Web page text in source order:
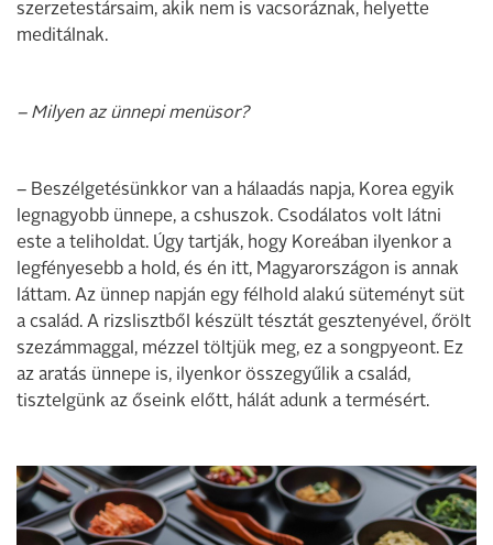
szerzetestársaim, akik nem is vacsoráznak, helyette
meditálnak.
– Milyen az ünnepi menüsor?
– Beszélgetésünkkor van a hálaadás napja, Korea egyik
legnagyobb ünnepe, a cshuszok. Csodálatos volt látni
este a teliholdat. Úgy tartják, hogy Koreában ilyenkor a
legfényesebb a hold, és én itt, Magyarországon is annak
láttam. Az ünnep napján egy félhold alakú süteményt süt
a család. A rizslisztből készült tésztát gesztenyével, őrölt
szezámmaggal, mézzel töltjük meg, ez a songpyeont. Ez
az aratás ünnepe is, ilyenkor összegyűlik a család,
tisztelgünk az őseink előtt, hálát adunk a termésért.